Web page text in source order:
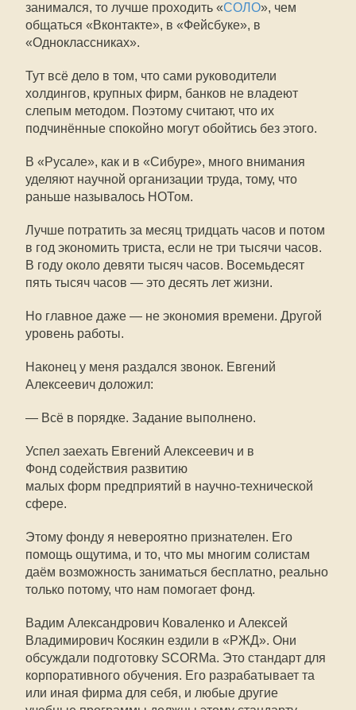
занимался, то лучше проходить «СОЛО», чем
общаться «Вконтакте», в «Фейсбуке», в
«Одноклассниках».
Тут всё дело в том, что сами руководители
холдингов, крупных фирм, банков не владеют
слепым методом. Поэтому считают, что их
подчинённые спокойно могут обойтись без этого.
В «Русале», как и в «Сибуре», много внимания
уделяют научной организации труда, тому, что
раньше называлось НОТом.
Лучше потратить за месяц тридцать часов и потом
в год экономить триста, если не три тысячи часов.
В году около девяти тысяч часов. Восемьдесят
пять тысяч часов — это десять лет жизни.
Но главное даже — не экономия времени. Другой
уровень работы.
Наконец у меня раздался звонок. Евгений
Алексеевич доложил:
— Всё в порядке. Задание выполнено.
Успел заехать Евгений Алексеевич и в
Фонд содействия развитию
малых форм предприятий в научно-технической
сфере.
Этому фонду я невероятно признателен. Его
помощь ощутима, и то, что мы многим солистам
даём возможность заниматься бесплатно, реально
только потому, что нам помогает фонд.
Вадим Александрович Коваленко и Алексей
Владимирович Косякин ездили в «РЖД». Они
обсуждали подготовку SCORMа. Это стандарт для
корпоративного обучения. Его разрабатывает та
или иная фирма для себя, и любые другие